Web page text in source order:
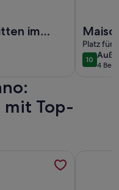
im
vom
Platz für
1010 von
4
(4
Top-